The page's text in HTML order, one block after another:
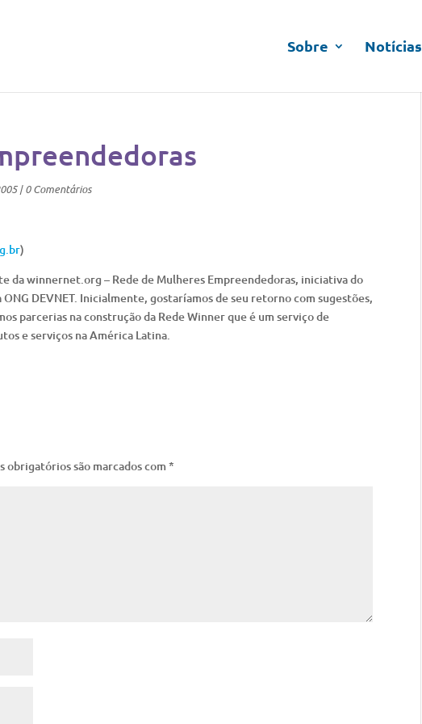
Sobre Notícias
|0 Comentários
)
da winnernet.org – Rede de Mulheres Empreendedoras, iniciativa do
DEVNET. Inicialmente, gostaríamos de seu retorno com sugestões,
parcerias na construção da Rede Winner que é um serviço de
e serviços na América Latina.
obrigatórios são marcados com *